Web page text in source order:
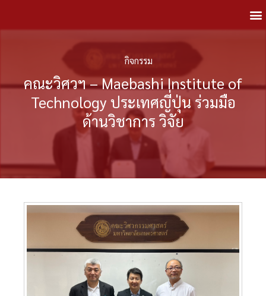
กิจกรรม
คณะวิศวฯ – Maebashi Institute of
Technology ประเทศญี่ปุ่น ร่วมมือ
ด้านวิชาการ วิจัย